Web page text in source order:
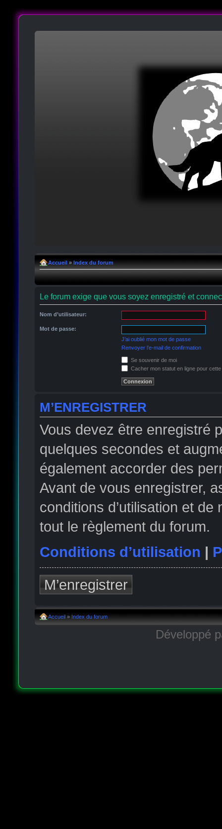
Accueil » Index du forum
Le forum exige que vous soyez enregistré et
Nom d’utilisateur:
Mot de passe:
J’ai oublié mon mot de passe
Renvoyer l’e-mail de confirmation
Se souvenir de moi
Cacher mon statut en ligne pour
M’ENREGISTRER
Vous devez être enregistré
quelques secondes et
également accorder des
Avant de vous enregistrer,
conditions d’utilisation et
tout le règlement du forum.
Conditions d’utilisation |
M’enregistrer
Accueil » Index du forum
Développé